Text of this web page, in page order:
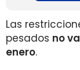
Las
pesados no
enero.